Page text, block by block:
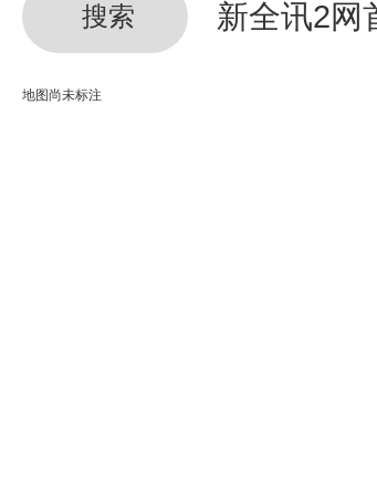
搜索 新全讯2网
地图尚未标注